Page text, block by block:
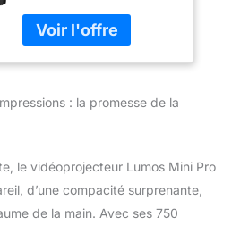
tranquillement sur les
pistes, notre chaussure
de ski offre néanmoins
performances et une
KOMFORTABEL - Durch
den weichen Flex & den
herausnehmbaren
Spoiler an der
: la promesse de la
le vidéoprojecteur Lumos Mini Pro
d’une compacité surprenante,
de la main. Avec ses 750